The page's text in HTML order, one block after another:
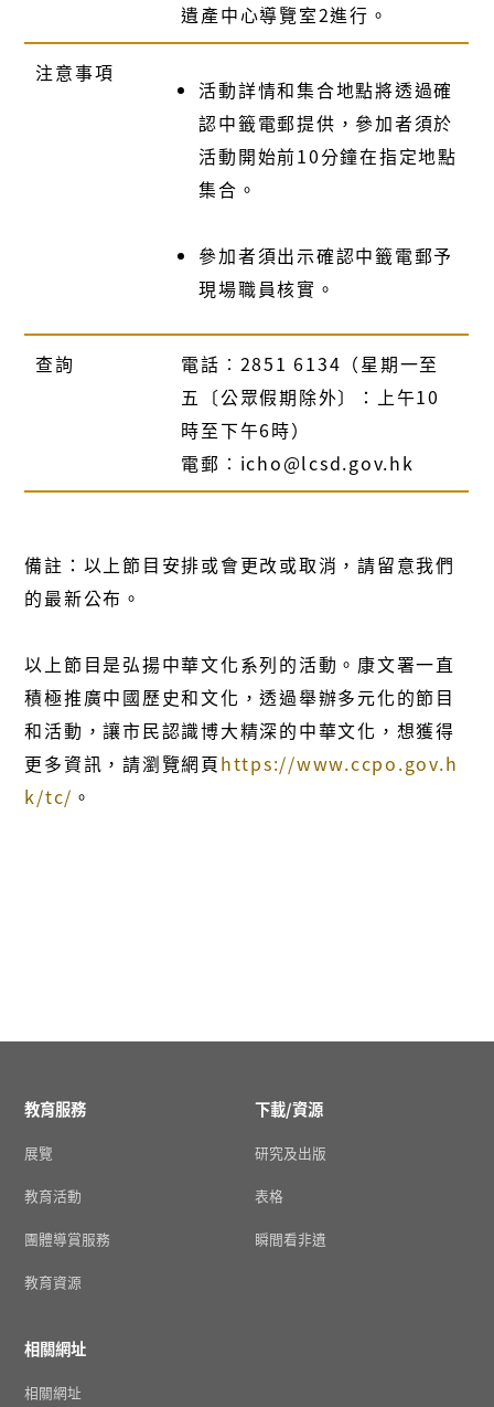
遺產中心導覽室2進行。
注意事項
活動詳情和集合地點將透過確
認中籤電郵提供，參加者須於
活動開始前10分鐘在指定地點
集合。
參加者須出示確認中籤電郵予
現場職員核實。
查詢
電話︰2851 6134（星期一至
五〔公眾假期除外〕：上午10
時至下午6時）
電郵︰icho@lcsd.gov.hk
備註：以上節目安排或會更改或取消，請留意我們
的最新公布。
以上節目是弘揚中華文化系列的活動。康文署一直
積極推廣中國歷史和文化，透過舉辦多元化的節目
和活動，讓市民認識博大精深的中華文化，想獲得
更多資訊，請瀏覽網頁https://www.ccpo.gov.h
k/tc/ 。
教育服務
展覽
教育活動
團體導賞服務
教育資源
下載/資源
研究及出版
表格
瞬間看非遺
相關網址
相關網址